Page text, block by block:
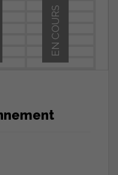
EN COURS